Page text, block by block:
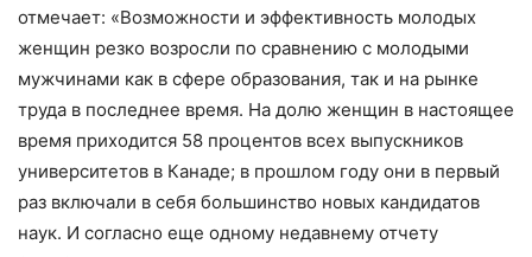
отмечает: «Возможности и эффективность молодых
женщин резко возросли по сравнению с молодыми
мужчинами как в сфере образования, так и на рынке
труда в последнее время. На долю женщин в настоящее
время приходится 58 процентов всех выпускников
университетов в Канаде; в прошлом году они в первый
раз включали в себя большинство новых кандидатов
наук. И согласно еще одному недавнему отчету